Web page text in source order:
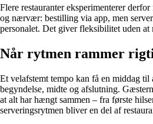
Flere restauranter eksperimenterer
og nærvær: bestilling via app, men
personalet. Det giver fleksibilitet uden at
Når rytmen rammer
Et velafstemt tempo kan få en middag
begyndelse, midte og afslutning.
at alt har hængt sammen – fra første
serveringsrytmen bliver en del af